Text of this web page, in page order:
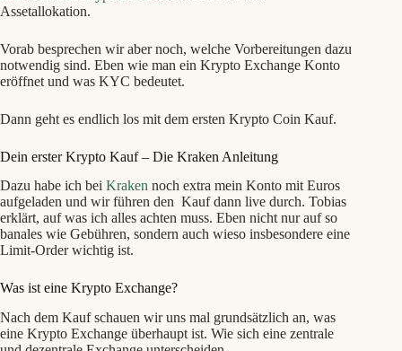
Assetallokation.
Vorab besprechen wir aber noch, welche Vorbereitungen dazu
notwendig sind. Eben wie man ein Krypto Exchange Konto
eröffnet und was KYC bedeutet.
Dann geht es endlich los mit dem ersten Krypto Coin Kauf.
Dein erster Krypto Kauf – Die Kraken Anleitung
Dazu habe ich bei Kraken noch extra mein Konto mit Euros
aufgeladen und wir führen den Kauf dann live durch. Tobias
erklärt, auf was ich alles achten muss. Eben nicht nur auf so
banales wie Gebühren, sondern auch wieso insbesondere eine
Limit-Order wichtig ist.
Was ist eine Krypto Exchange?
Nach dem Kauf schauen wir uns mal grundsätzlich an, was
eine Krypto Exchange überhaupt ist. Wie sich eine zentrale